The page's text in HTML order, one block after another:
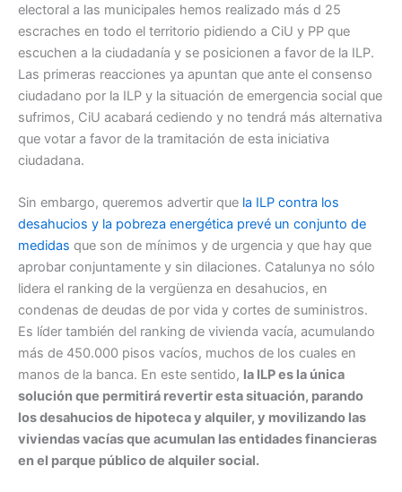
electoral a las municipales hemos realizado más d 25
escraches en todo el territorio pidiendo a CiU y PP que
escuchen a la ciudadanía y se posicionen a favor de la ILP.
Las primeras reacciones ya apuntan que ante el consenso
ciudadano por la ILP y la situación de emergencia social que
sufrimos, CiU acabará cediendo y no tendrá más alternativa
que votar a favor de la tramitación de esta iniciativa
ciudadana.
Sin embargo, queremos advertir que la ILP contra los
desahucios y la pobreza energética prevé un conjunto de
medidas que son de mínimos y de urgencia y que hay que
aprobar conjuntamente y sin dilaciones. Catalunya no sólo
lidera el ranking de la vergüenza en desahucios, en
condenas de deudas de por vida y cortes de suministros.
Es líder también del ranking de vivienda vacía, acumulando
más de 450.000 pisos vacíos, muchos de los cuales en
manos de la banca. En este sentido, la ILP es la única
solución que permitirá revertir esta situación, parando
los desahucios de hipoteca y alquiler, y movilizando las
viviendas vacías que acumulan las entidades financieras
en el parque público de alquiler social.